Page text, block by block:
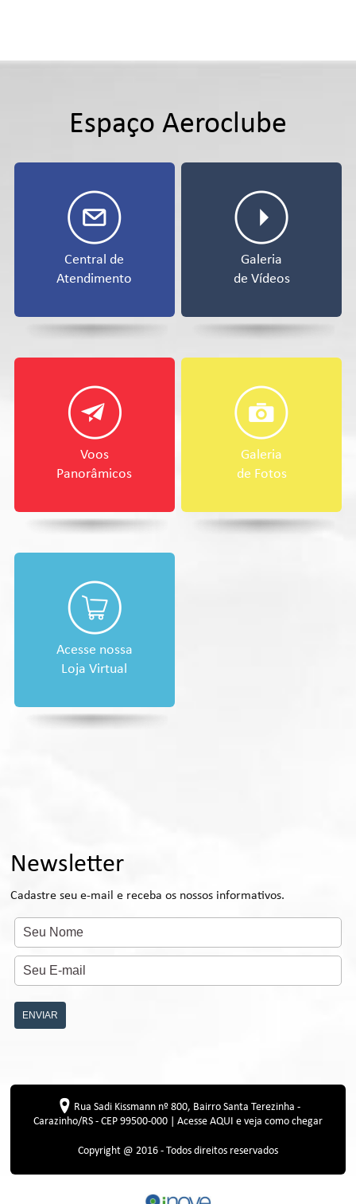
Espaço Aeroclube
Central de
Atendimento
Galeria
de Vídeos
Voos
Panorâmicos
Galeria
de Fotos
Acesse nossa
Loja Virtual
Newsletter
Cadastre seu e-mail e receba os nossos informativos.
ENVIAR
Rua Sadi Kissmann nº 800, Bairro Santa Terezinha -
Carazinho/RS - CEP 99500-000 | Acesse AQUI e veja como chegar
Copyright @ 2016 - Todos direitos reservados